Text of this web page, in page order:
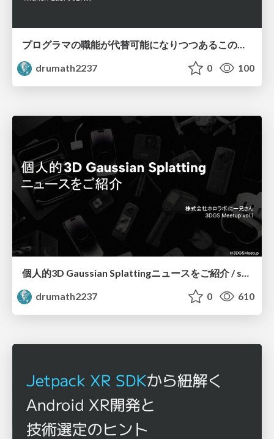
プログラマの職能が代替可能になりつつあるこの時代でプログラムと向き合う修行を積む / dedicating myself to the discipline of programming
drumath2237
0 100
個人的3D Gaussian Splattingニュースをご紹介 / sharing 3d gaussian splatting news
drumath2237
0 610